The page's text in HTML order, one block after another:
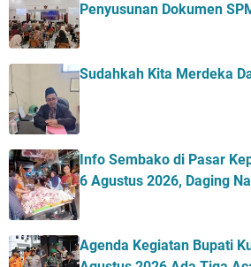
Penyusunan Dokumen
Sudahkah Kita Merdeka
Info Sembako di Pasar
6 Agustus 2026, Daging
Agenda Kegiatan Bupati